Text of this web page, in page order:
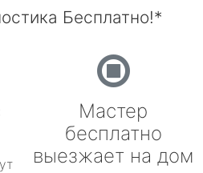
Бесплатно!*
Мастер
бесплатно
выезжает на дом